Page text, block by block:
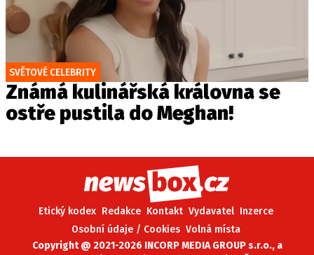
SVĚTOVÉ CELEBRITY
Známá kulinářská královna se
ostře pustila do Meghan!
Etický kodex Redakce Kontakt Vydavatel Inzerce
Osobní údaje / Cookies Volná místa
Copyright @ 2021-2026 INCORP MEDIA GROUP s.r.o., a